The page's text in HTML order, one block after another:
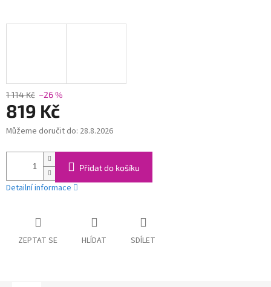
1 114 Kč –26 %
819 Kč
Měrná
Můžeme doručit do: 28.8.2026
Přidat do košíku
Detailní informace
ZEPTAT SE HLÍDAT SDÍLET